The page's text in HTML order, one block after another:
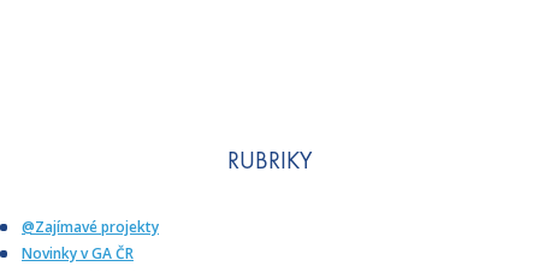
RUBRIKY
@Zajímavé projekty
Novinky v GA ČR